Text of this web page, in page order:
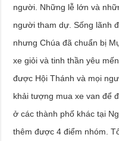
người. Những lễ lớn và
người tham dự. Sống lãnh
nhưng Chúa đã chuẩn bị
xe giỏi và tinh thần yêu
được Hội Thánh và mọi
khải tượng mua xe van để
ở các thành phố khác tại
thêm được 4 điểm nhóm.